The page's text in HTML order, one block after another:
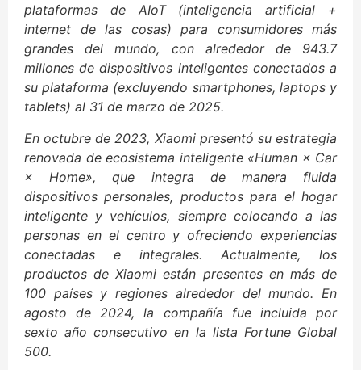
plataformas de AIoT (inteligencia artificial +
internet de las cosas) para consumidores más
grandes del mundo, con alrededor de 943.7
millones de dispositivos inteligentes conectados a
su plataforma (excluyendo smartphones, laptops y
tablets) al 31 de marzo de 2025.
En octubre de 2023, Xiaomi presentó su estrategia
renovada de ecosistema inteligente «Human × Car
× Home», que integra de manera fluida
dispositivos personales, productos para el hogar
inteligente y vehículos, siempre colocando a las
personas en el centro y ofreciendo experiencias
conectadas e integrales. Actualmente, los
productos de Xiaomi están presentes en más de
100 países y regiones alrededor del mundo. En
agosto de 2024, la compañía fue incluida por
sexto año consecutivo en la lista Fortune Global
500.